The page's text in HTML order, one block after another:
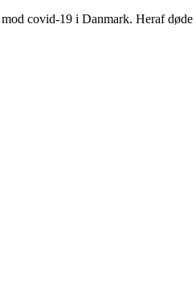
covid-19 i Danmark. Heraf døde